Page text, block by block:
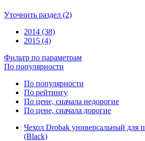
Уточнить раздел (2)
2014 (38)
2015 (4)
Фильтр по параметрам
По популярности
По популярности
По рейтингу
По цене, сначала недорогие
По цене, сначала дорогие
Чехол Drobak универсальный для
(Black)